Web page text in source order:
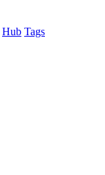
Hub Tags